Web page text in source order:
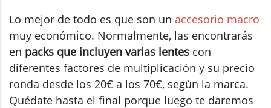
Lo mejor de todo es que son un accesorio macro
muy económico. Normalmente, las encontrarás
en packs que incluyen varias lentes con
diferentes factores de multiplicación y su precio
ronda desde los 20€ a los 70€, según la marca.
Quédate hasta el final porque luego te daremos